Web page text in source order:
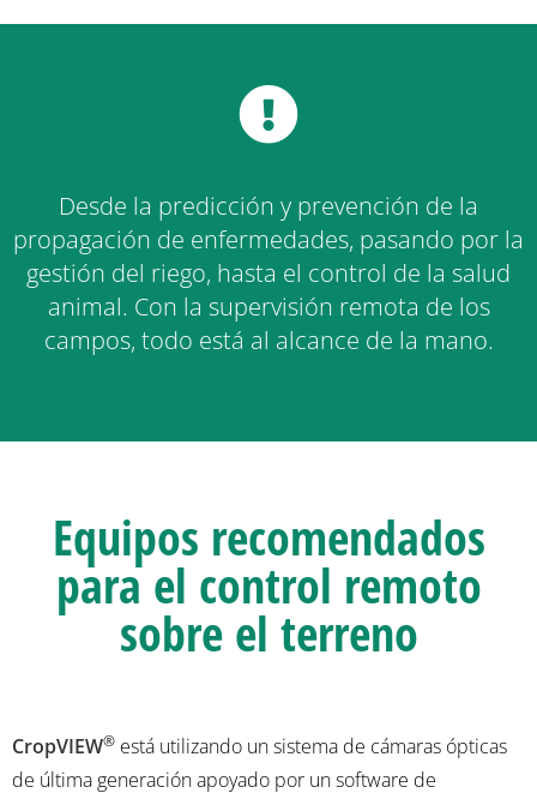
Desde la predicción y prevención de la
propagación de enfermedades, pasando por la
gestión del riego, hasta el control de la salud
animal. Con la supervisión remota de los
campos, todo está al alcance de la mano.
Equipos recomendados
para el control remoto
sobre el terreno
CropVIEW® está utilizando un sistema de cámaras ópticas
de última generación apoyado por un software de